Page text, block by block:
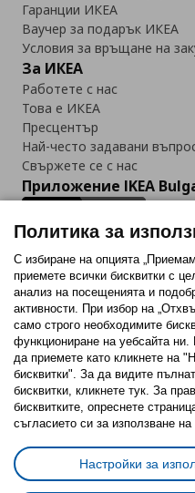
Гаранции ИКЕА
Ваучер за подарък ИКЕА
Условия за връщане на
За ИКЕА
Работете с нас
Това е ИКЕА
Пресцентър
Най-често задавани
Свържете се с нас
Приложение IKEA
Последвайте ни:
FacebookTwitterYoutube
Политика за
Избор на настройки
Условия за ползване на
Политика за защита
Политика за
С избиране на опцията
приемете всички бисквитки с
анализ на посещенията и
активности. При избор на
само строго необходимитe
функциониране на уебсайта ни.
да приемете като кликнете на
бисквитки". За да видите
бисквитки, кликнете тук. За
бисквитките, опреснете
съгласието си за използване на
Настройки за